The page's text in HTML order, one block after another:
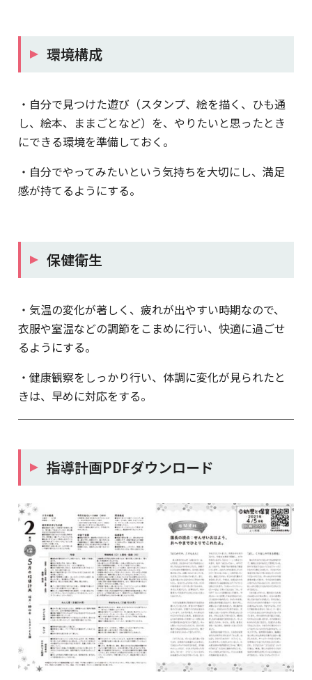
環境構成
・自分で見つけた遊び（スタンプ、絵を描く、ひも通
し、絵本、ままごとなど）を、やりたいと思ったとき
にできる環境を準備しておく。
・自分でやってみたいという気持ちを大切にし、満足
感が持てるようにする。
保健衛生
・気温の変化が著しく、疲れが出やすい時期なので、
衣服や室温などの調節をこまめに行い、快適に過ごせ
るようにする。
・健康観察をしっかり行い、体調に変化が見られたと
きは、早めに対応をする。
指導計画PDFダウンロード